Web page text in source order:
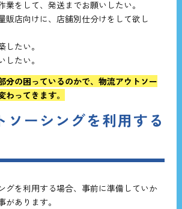
業をして、発送までお願いしたい。
販店向けに、店舗別仕分けをして欲し
したい。
したい。
分の困っているのかで、物流アウトソー
わってきます。
ソーシングを利用する
グを利用する場合、事前に準備していか
があります。